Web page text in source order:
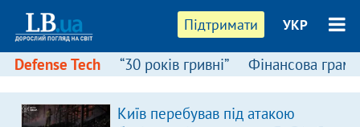
Підтримати УКР
Defense Tech “30 років гривні” Фінансова
Київ перебував під атакою